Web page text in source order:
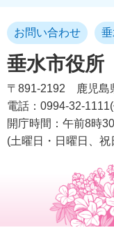
垂水市役所
お問い合わせ
〒891-2192
鹿児島
電話：0994-32-
開庁時間：午前8時
(土曜日・日曜日、